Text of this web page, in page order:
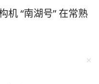
机 “南湖号” 在常熟